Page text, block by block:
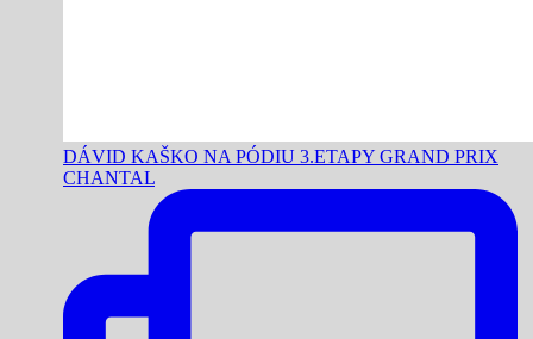
DÁVID KAŠKO NA PÓDIU 3.ETAPY GRAND PRIX
CHANTAL